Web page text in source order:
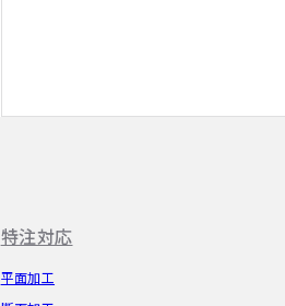
特注対応
平面加工